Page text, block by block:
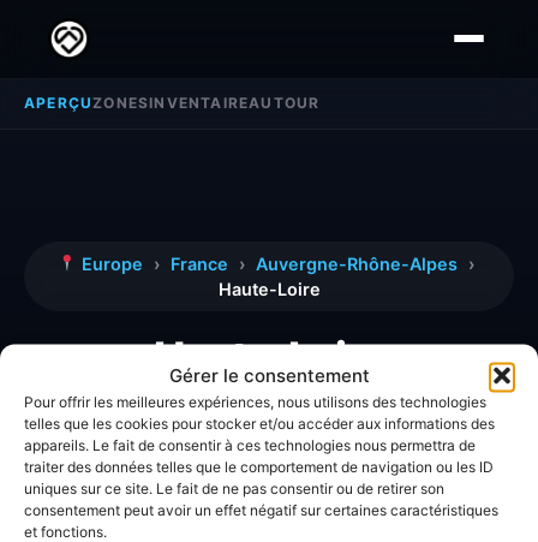
Gérer le consentement
Pour offrir les meilleures expériences, nous utilisons des technologies
telles que les cookies pour stocker et/ou accéder aux informations des
appareils. Le fait de consentir à ces technologies nous permettra de
traiter des données telles que le comportement de navigation ou les ID
uniques sur ce site. Le fait de ne pas consentir ou de retirer son
consentement peut avoir un effet négatif sur certaines caractéristiques
et fonctions.
APERÇUZONESINVENTAIREAUTOUR
Europe › France › Auvergne-Rhône-Alpes ›
Haute-Loire
Haute-Loire
Découvrez toutes les informations, avis et
analyses détaillées concernant la zoneHaute-
Loire.